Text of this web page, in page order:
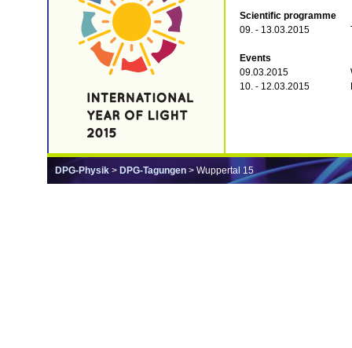
Scientific programme
09. - 13.03.2015
Events
09.03.2015
10. - 12.03.2015
DPG-Physik > DPG-Tagungen > Wuppertal 15